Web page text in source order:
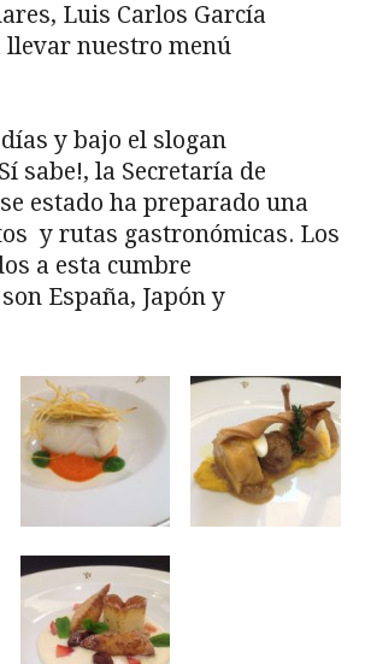
Luis Carlos García
llevar nuestro menú
y bajo el slogan
sabe!, la Secretaría de
estado ha preparado una
y rutas gastronómicas. Los
a esta cumbre
España, Japón y